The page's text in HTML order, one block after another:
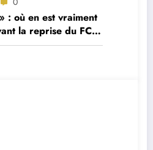
: où en est vraiment
la reprise du FC